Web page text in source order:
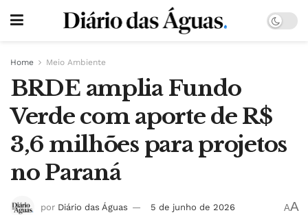
Home Meio Ambiente
BRDE amplia Fundo
Verde com aporte de R$
3,6 milhões para projetos
no Paraná
por Diário das Águas 5 de junho de 2026 AA